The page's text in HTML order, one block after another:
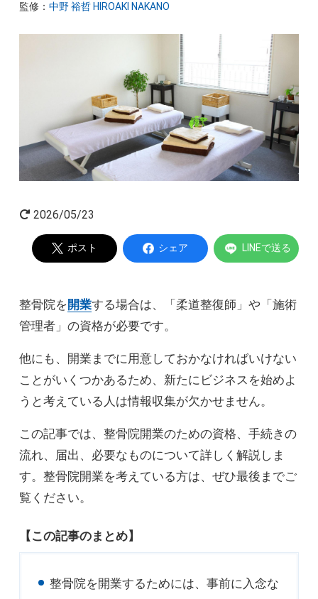
Powered by
監修： 中野 裕哲 HIROAKI NAKANO
2026/05/23
ポスト シェア LINEで送る
整骨院を開業する場合は、「柔道整復師」や「施術
管理者」の資格が必要です。
他にも、開業までに用意しておかなければいけない
ことがいくつかあるため、新たにビジネスを始めよ
うと考えている人は情報収集が欠かせません。
この記事では、整骨院開業のための資格、手続きの
流れ、届出、必要なものについて詳しく解説しま
す。整骨院開業を考えている方は、ぜひ最後までご
覧ください。
【この記事のまとめ】
整骨院を開業するためには、事前に入念な